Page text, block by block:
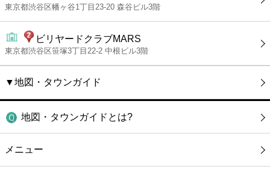
東京都渋谷区幡ヶ谷1丁目23-20 森谷ビル3階
ビリヤードクラブMARS
東京都渋谷区笹塚3丁目22-2 中根ビル3階
▼地図・タウンガイド
地図・タウンガイドとは?
メニュー